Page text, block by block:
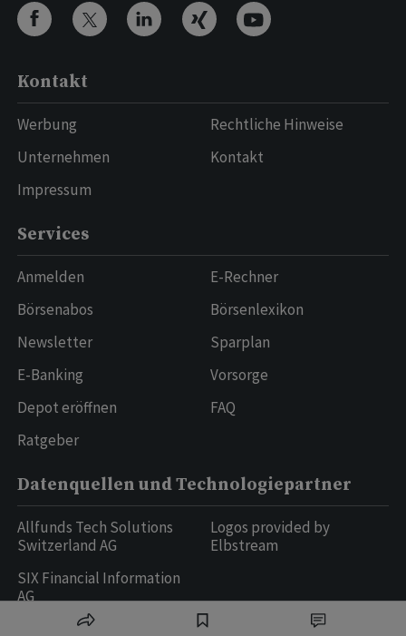
Kontakt
Werbung
Unternehmen
Impressum
Rechtliche Hinweise
Kontakt
Services
Anmelden
Börsenabos
Newsletter
E-Banking
Depot eröffnen
Ratgeber
E-Rechner
Börsenlexikon
Sparplan
Vorsorge
FAQ
Datenquellen und Technologiepartner
Allfunds Tech Solutions
Switzerland AG
SIX Financial Information
AG
Logos provided by
Elbstream